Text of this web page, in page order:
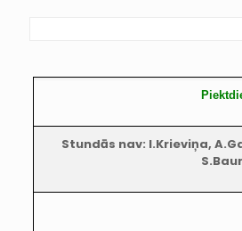
Stundās nav: I.Krieviņa,